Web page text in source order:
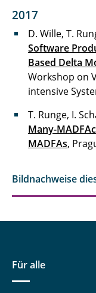
2017
D. Wille, T.
Software
Based Delta
Workshop on
intensive
T. Runge, I.
Many-
MADFAs,
Bildnachweise
Für alle